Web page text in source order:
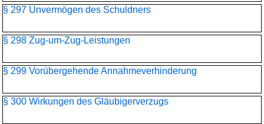
§ 297 Unvermögen des Schuldners
§ 298 Zug-um-Zug-Leistungen
§ 299 Vorübergehende Annahmeverhinderung
§ 300 Wirkungen des Gläubigerverzugs